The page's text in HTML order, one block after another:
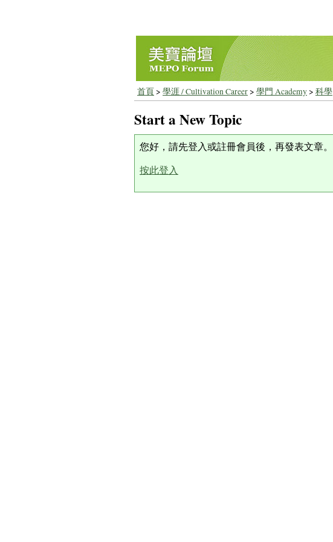
首頁> 學涯 / Cultivation Career> 學門 Academy> 科學
Start a New Topic
您好，請先登入或註冊會員後，再發表文章。
按此登入